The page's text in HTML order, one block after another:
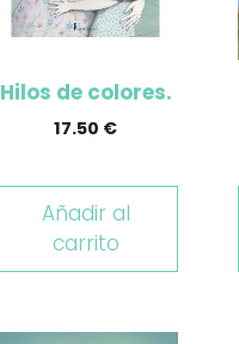
Hilos de colores.
17.50 €
Añadir al
carrito